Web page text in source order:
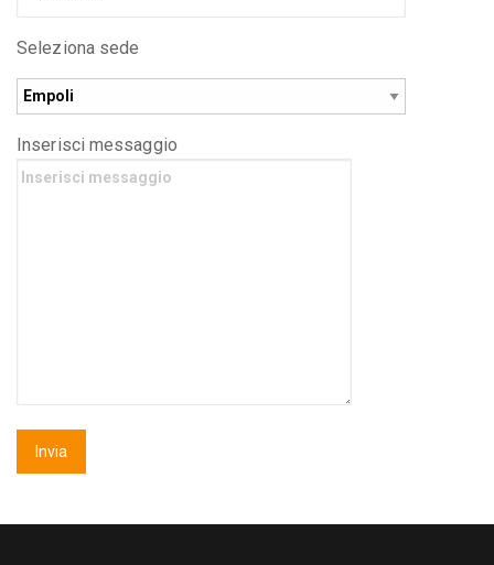
Seleziona sede
Inserisci messaggio